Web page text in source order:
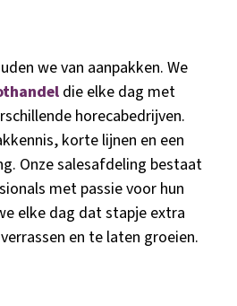
we van aanpakken. We
die elke dag met
horecabedrijven.
korte lijnen en een
Onze salesafdeling bestaat
met passie voor hun
elke dag dat stapje extra
en te laten groeien.